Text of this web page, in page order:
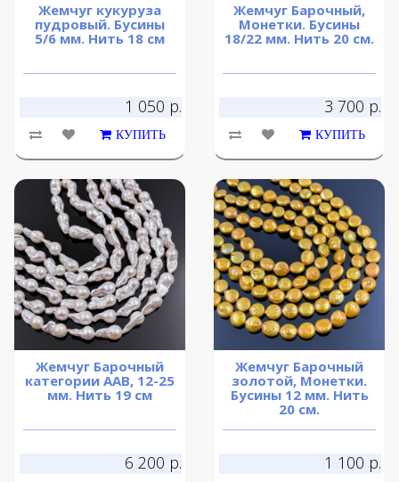
Жемчуг кукуруза
пудровый. Бусины
5/6 мм. Нить 18 см
1 050 р.
КУПИТЬ
Жемчуг Барочный,
Монетки. Бусины
18/22 мм. Нить 20 см.
3 700 р.
КУПИТЬ
Жемчуг Барочный
категории ААВ, 12-25
мм. Нить 19 см
6 200 р.
Жемчуг Барочный
золотой, Монетки.
Бусины 12 мм. Нить
20 см.
1 100 р.